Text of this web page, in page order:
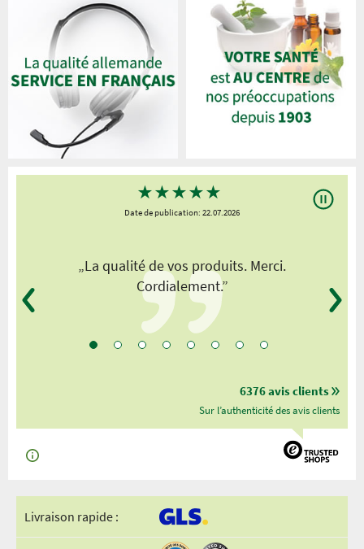
★★★★★
Date de publication: 22.07.2026
„La qualité de vos produits. Merci.
Cordialement.”
6376 avis clients
Sur l’authenticité des avis clients
Livraison rapide :